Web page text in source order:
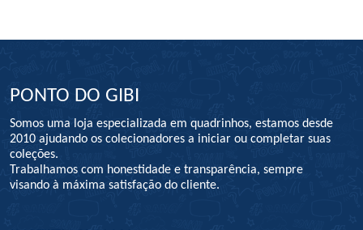
PONTO DO GIBI
Somos uma loja especializada em quadrinhos, estamos desde
2010 ajudando os colecionadores a iniciar ou completar suas
coleções.
Trabalhamos com honestidade e transparência, sempre
visando à máxima satisfação do cliente.